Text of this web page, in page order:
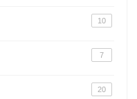
10
7
20